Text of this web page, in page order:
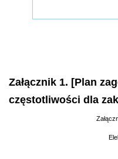
Załącznik 1. [Plan
częstotliwości dla